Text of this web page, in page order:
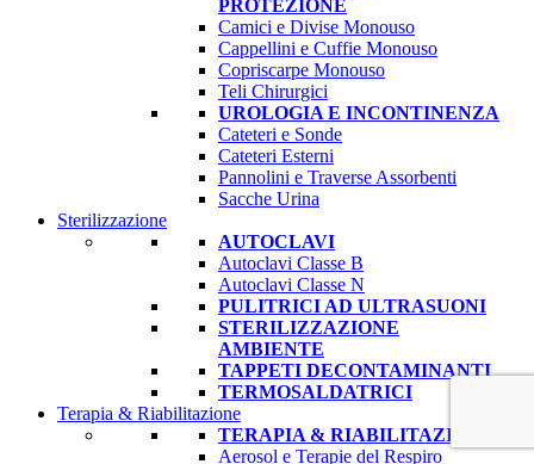
PROTEZIONE
Camici e Divise Monouso
Cappellini e Cuffie Monouso
Copriscarpe Monouso
Teli Chirurgici
UROLOGIA E INCONTINENZA
Cateteri e Sonde
Cateteri Esterni
Pannolini e Traverse Assorbenti
Sacche Urina
Sterilizzazione
AUTOCLAVI
Autoclavi Classe B
Autoclavi Classe N
PULITRICI AD ULTRASUONI
STERILIZZAZIONE
AMBIENTE
TAPPETI DECONTAMINANTI
TERMOSALDATRICI
Terapia & Riabilitazione
TERAPIA & RIABILITAZIONE
Aerosol e Terapie del Respiro